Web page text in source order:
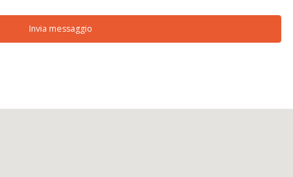
Invia messaggio